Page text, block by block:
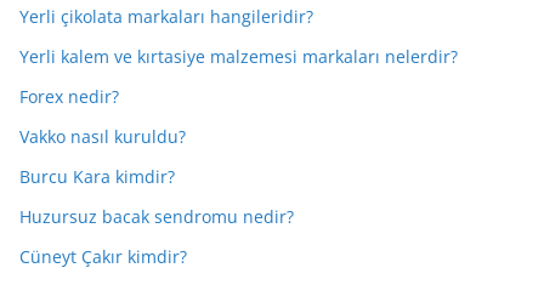
Yerli çikolata markaları hangileridir?
Yerli kalem ve kırtasiye malzemesi markaları nelerdir?
Forex nedir?
Vakko nasıl kuruldu?
Burcu Kara kimdir?
Huzursuz bacak sendromu nedir?
Cüneyt Çakır kimdir?